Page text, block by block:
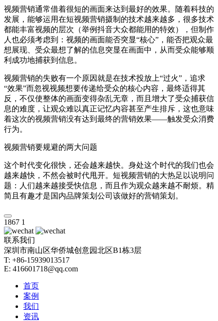
视频营销通常借着很短的画面来达到最好的效果。随着科技的
发展，能够运用在短视频营销摄制的技术越来越多，很多技术
都能丰富视频的层次（举例抖音大众都能用的特效），但制作
人也必须考虑到：视频的画面能否突显“核心”，能否把观众最
想展现、受众最想了解的信息突显在画面中，从而受众能够顺
利成功地捕获到信息。
视频营销的失败有一个原因就是在技术投放上“过火”，追求
“效果”而忽视视频想要传递给受众的核心内容，最终适得其
反，不仅使整体的画面变得杂乱无章，而且增大了受众捕获信
息的难度，让观众难以真正记忆内容甚至产生排斥，这也意味
着这次的视频营销没有达到最终的营销效果——触发受众消费
行为。
视频营销要规避的两大问题
这个时代变化很快，还会越来越快。身处这个时代的我们也会
越来越快，不然会被时代甩开。短视频营销的大热足以说明问
题：人们越来越接受快信息，而且作为观众越来越不耐烦。精
简且有趣才是国内品牌策划公司该做好的营销策划。
1867 1
联系我们
深圳市南山区华侨城创意园北区B1栋3层
T: +86-15939013517
E: 416601718@qq.com
首页
案例
我们
资讯